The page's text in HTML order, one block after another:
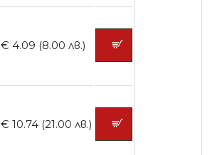
броя
€ 4.09 (8.00 лв.)
€ 10.74 (21.00 лв.)